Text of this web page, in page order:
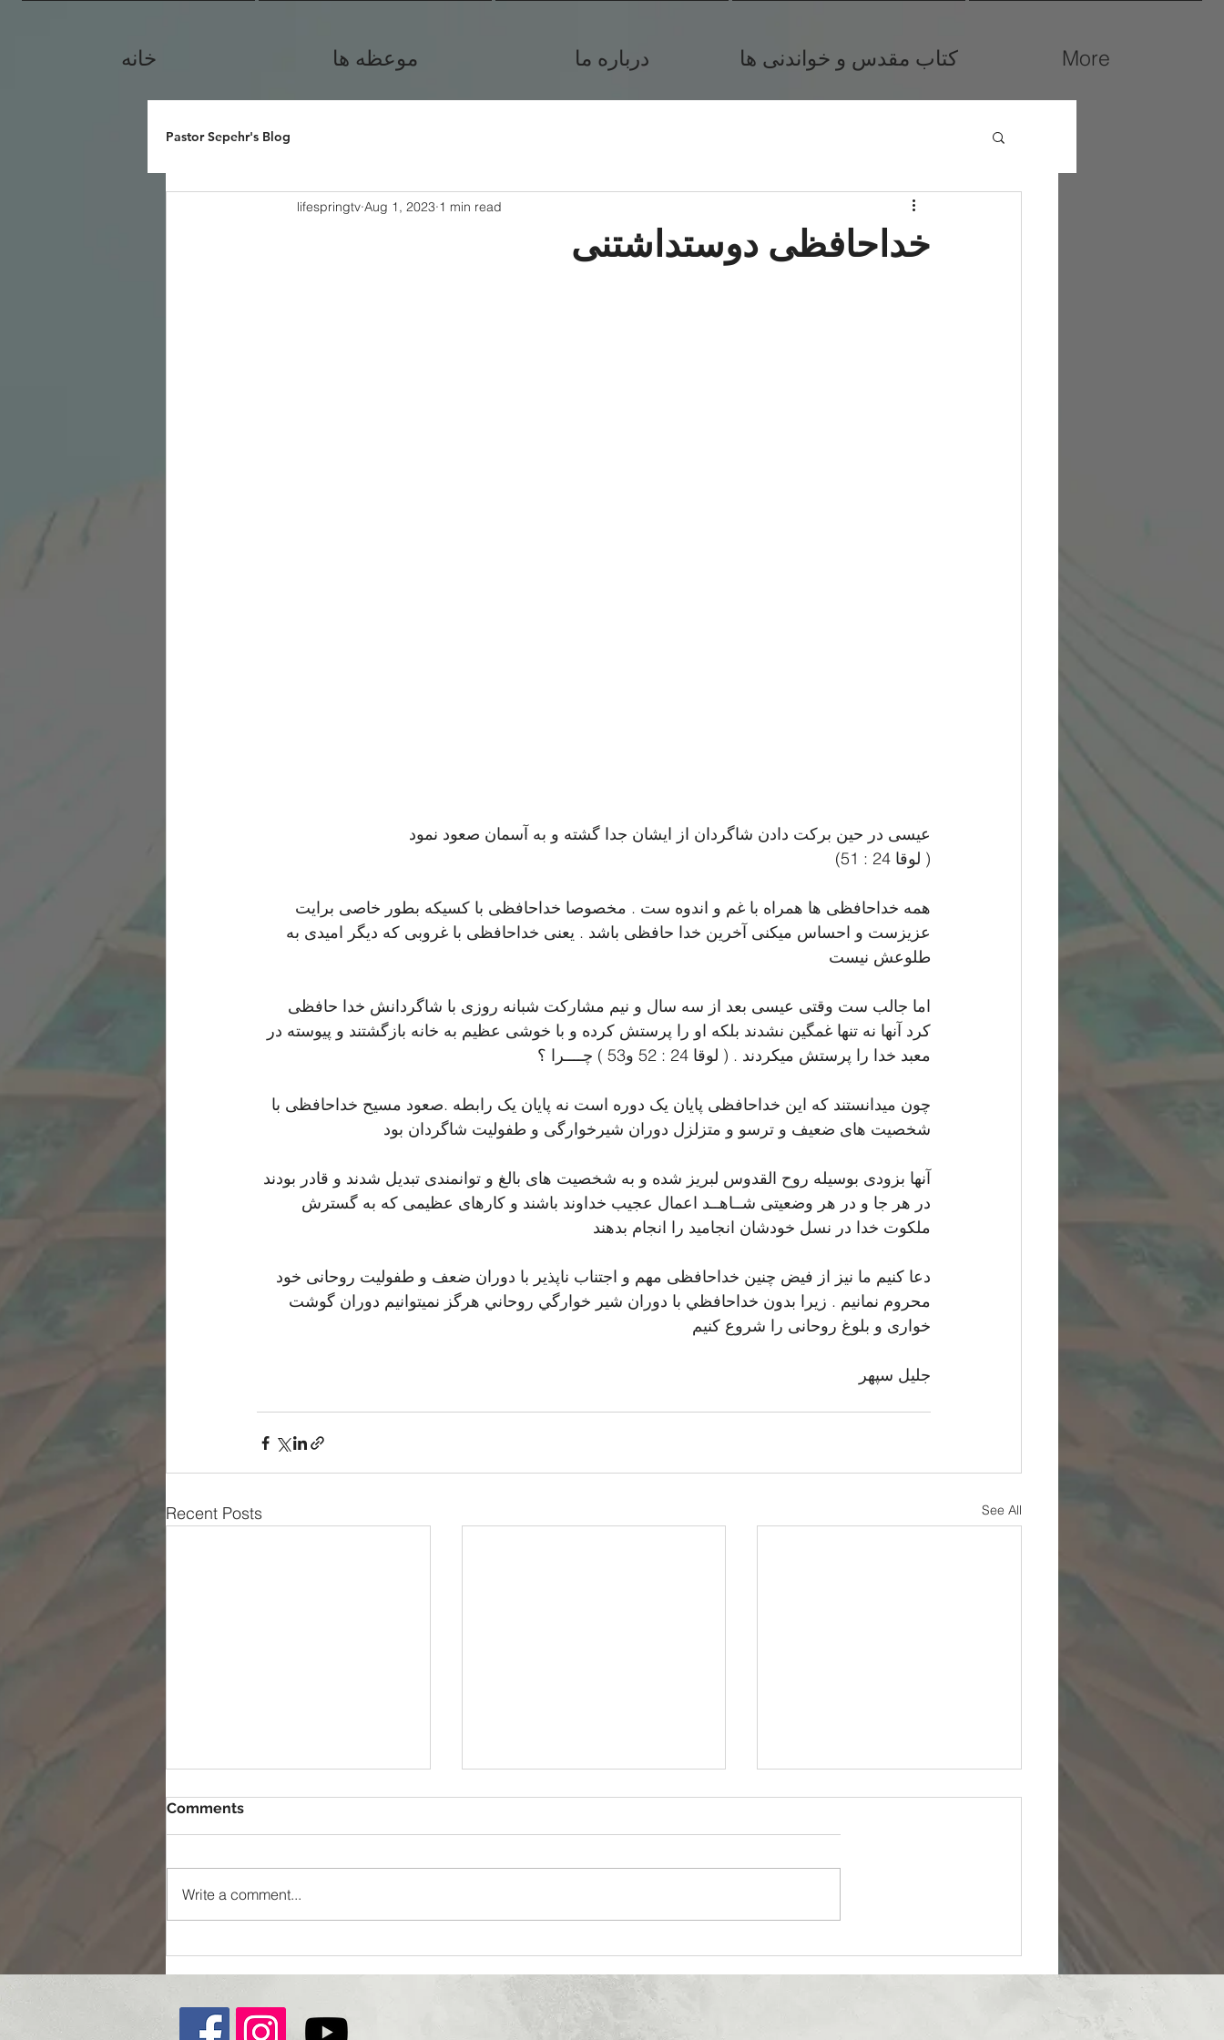
خانه موعظه ها درباره ما کتاب مقدس و خواندنی ها More
Pastor Sepehr's Blog
خداحافظی دوستداشتنی
lifespringtv Aug 1, 2023 1 min read
عیسی در حین برکت دادن شاگردان از ایشان جدا گشته و به آسمان صعود نمود
( لوقا 24 : 51)
همه خداحافظی ها همراه با غم و اندوه ست . مخصوصا خداحافظی با کسیکه بطور خاصی برایت
عزیزست و احساس میکنی آخرین خدا حافظی باشد . یعنی خداحافظی با غروبی که دیگر امیدی به
طلوعش نیست
اما جالب ست وقتی عیسی بعد از سه سال و نیم مشارکت شبانه روزی با شاگردانش خدا حافظی
کرد آنها نه تنها غمگین نشدند بلکه او را پرستش کرده و با خوشی عظیم به خانه بازگشتند و پیوسته در
معبد خدا را پرستش میکردند . ( لوقا 24 : 52 و53 ) چــــرا ؟
چون میدانستند که این خداحافظی پایان یک دوره است نه پایان یک رابطه .صعود مسیح خداحافظی با
شخصیت های ضعیف و ترسو و متزلزل دوران شیرخوارگی و طفولیت شاگردان بود
آنها بزودی بوسیله روح القدوس لبریز شده و به شخصیت های بالغ و توانمندی تبدیل شدند و قادر بودند
در هر جا و در هر وضعیتی شــاهــد اعمال عجیب خداوند باشند و کارهای عظیمی که به گسترش
ملکوت خدا در نسل خودشان انجامید را انجام بدهند
دعا كنیم ما نيز از فيض چنين خداحافظی مهم و اجتناب ناپذیر با دوران ضعف و طفولیت روحانی خود
محروم نمانيم . زيرا بدون خداحافظي با دوران شير خوارگي روحاني هرگز نمیتوانیم دوران گوشت
خواری و بلوغ روحانی را شروع كنيم
جلیل سپهر
Recent Posts See All
ممکن شدن غیر ممکن ها
Comments
Write a comment...